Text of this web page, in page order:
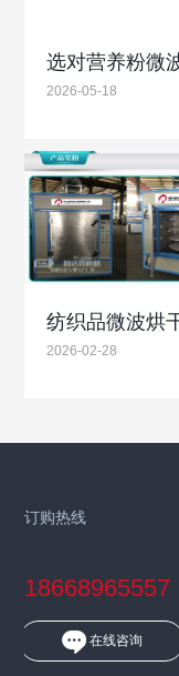
2026-05-18
2026-02-28
订购热线
18668965557
在线咨询